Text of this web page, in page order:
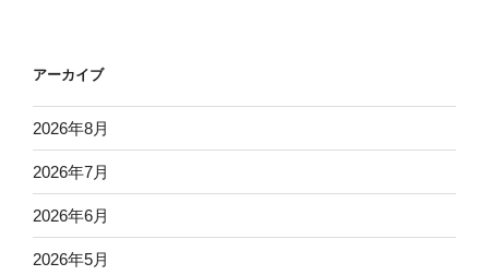
アーカイブ
2026年8月
2026年7月
2026年6月
2026年5月